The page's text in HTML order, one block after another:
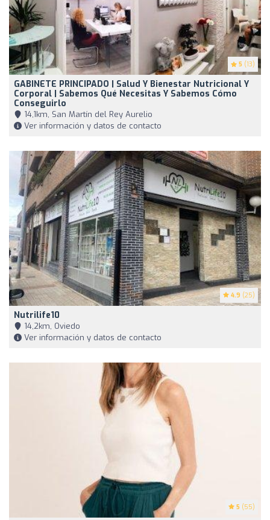
5 (13)
GABINETE PRINCIPADO | Salud Y Bienestar Nutricional Y
Corporal | Sabemos Qué Necesitas Y Sabemos Cómo
Conseguirlo
14,1km, San Martín del Rey Aurelio
Ver información y datos de contacto
4.9 (25)
Nutrilife10
14,2km, Oviedo
Ver información y datos de contacto
5 (55)